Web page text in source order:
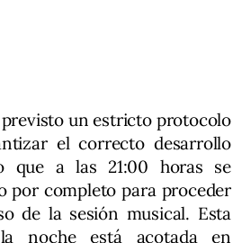
un estricto protocolo
el correcto desarrollo
que a las 21:00 horas se
por completo para proceder
de la sesión musical. Esta
noche está acotada en